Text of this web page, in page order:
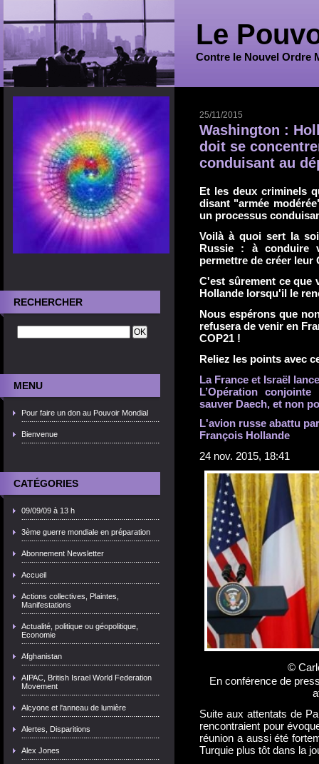
Le
Contre le Nouvel Ordre
RECHERCHER
MENU
Pour faire un don au Pouvoir Mondial
Bienvenue
CATÉGORIES
09/09/09 à 13 h
3ème guerre mondiale en préparation
Abonnement Newsletter
Accueil
Actions collectives, Plaintes,
Manifestations
Actualité, politique ou géopolitique,
Economie
Afghanistan
AIPAC, British Israel World Federation
Movement
Alcyone et l'anneau de lumière
Alertes, Disparitions
Alex Jones
25/11/2015
Washington :
doit se
conduisant au
Et les deux criminels
disant "armée
un processus
Voilà à quoi sert la
Russie : à conduire
permettre de créer leur
C'est sûrement ce que
Hollande lorsqu'il le
Nous espérons que
refusera de venir en
COP21 !
Reliez les points avec
La France et Israël
L’Opération
sauver Daech, et non
L'avion russe abattu
François Hollande
24 nov. 2015, 18:41
©
En conférence de
Suite aux attentats de
rencontraient pour
réunion a aussi été
Turquie plus tôt dans la